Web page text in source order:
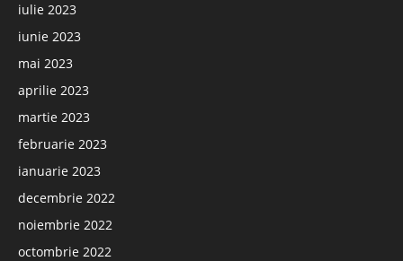
iulie 2023
iunie 2023
mai 2023
aprilie 2023
martie 2023
februarie 2023
ianuarie 2023
decembrie 2022
noiembrie 2022
octombrie 2022